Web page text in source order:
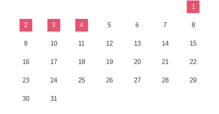
1
2 3 4 5 6 7 8
9 10 11 12 13 14 15
16 17 18 19 20 21 22
23 24 25 26 27 28 29
30 31